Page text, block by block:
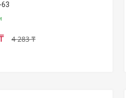
63
4 283 ₸